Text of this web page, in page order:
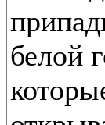
белой